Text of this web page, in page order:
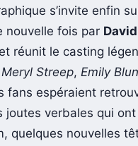
s’invite enfin
nouvelle fois par
réunit le casting
Meryl Streep, Emily
fans espéraient
joutes verbales qui
quelques nouvelles